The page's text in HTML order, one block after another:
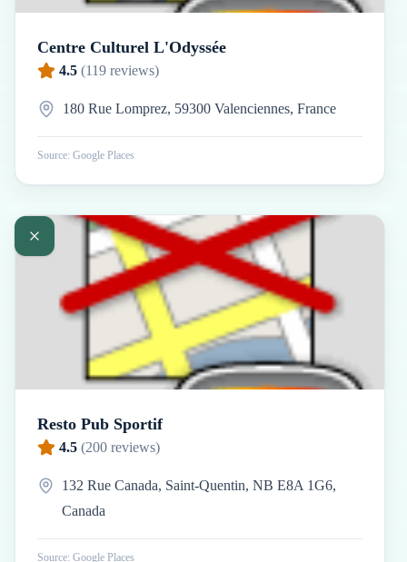
Centre Culturel L'Odyssée
4.5 (119 reviews)
180 Rue Lomprez, 59300 Valenciennes, France
Source: Google Places
Resto Pub Sportif
4.5 (200 reviews)
132 Rue Canada, Saint-Quentin, NB E8A 1G6,
Canada
Source: Google Places